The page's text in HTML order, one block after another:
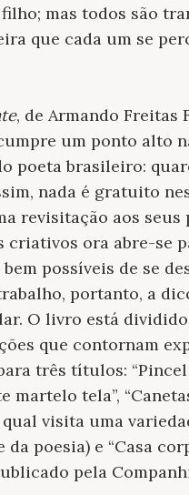
mas todos são
que cada um se
, de Armando Freitas
um ponto alto
poeta brasileiro:
nada é gratuito
revisitação aos
criativos ora abre-se
possíveis de se
portanto, a
O livro está
que contornam
três títulos:
martelo tela”,
qual visita uma
da poesia) e “Casa
pela